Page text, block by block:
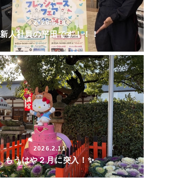
2026.5.10
新人社員の平田です！！！
2026.2.11
もうはや２月に突入！✨